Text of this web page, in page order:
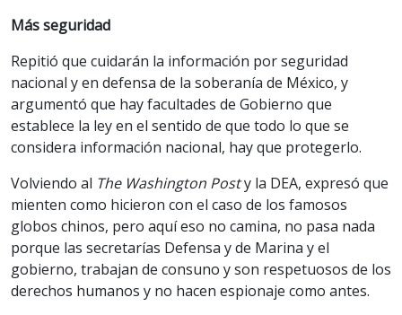
Más seguridad
Repitió que cuidarán la información por seguridad
nacional y en defensa de la soberanía de México, y
argumentó que hay facultades de Gobierno que
establece la ley en el sentido de que todo lo que se
considera información nacional, hay que protegerlo.
Volviendo al The Washington Posty la DEA, expresó que
mienten como hicieron con el caso de los famosos
globos chinos, pero aquí eso no camina, no pasa nada
porque las secretarías Defensa y de Marina y el
gobierno, trabajan de consuno y son respetuosos de los
derechos humanos y no hacen espionaje como antes.